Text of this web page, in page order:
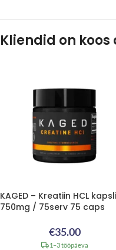
Kliendid on koos
KAGED – Kreatiin HCL
750mg / 75serv 75 caps
€35.00
1–3 tööpäeva